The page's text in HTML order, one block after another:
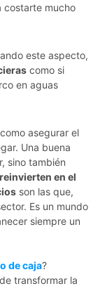
costarte mucho
este aspecto,
como si
en aguas
asegurar el
Una buena
sino también
reinvierten en el
son las que,
Es un mundo
siempre un
de caja?
transformar la